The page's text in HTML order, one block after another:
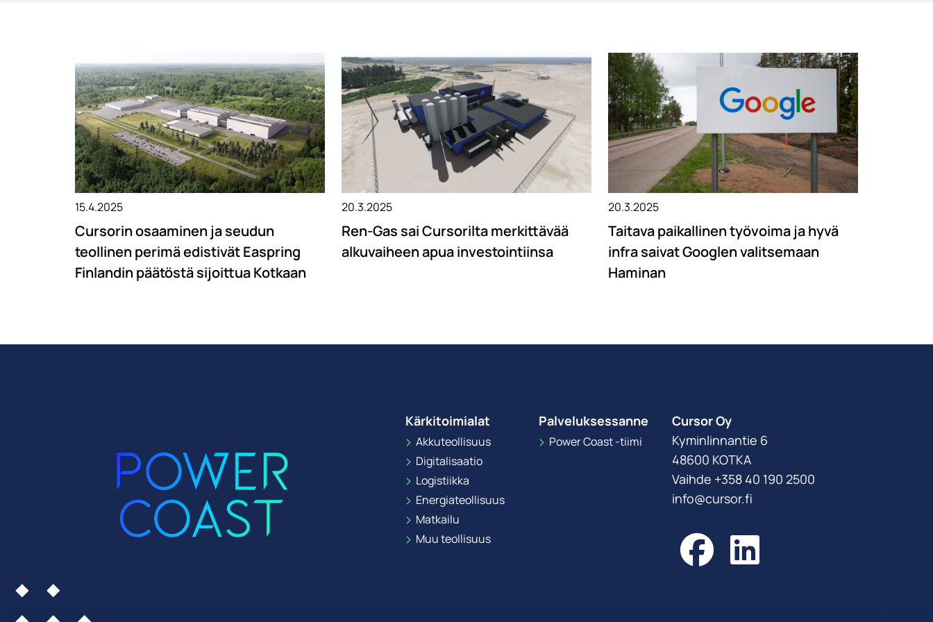
15.4.2025
Cursorin osaaminen ja seudun
teollinen perimä edistivät Easpring
Finlandin päätöstä sijoittua Kotkaan
20.3.2025
Ren-Gas sai Cursorilta merkittävää
alkuvaiheen apua investointiinsa
20.3.2025
Taitava paikallinen työvoima ja hyvä
infra saivat Googlen valitsemaan
Haminan
Kärkitoimialat
Akkuteollisuus
Digitalisaatio
Logistiikka
Energiateollisuus
Matkailu
Muu teollisuus
Palveluksessanne
Power Coast -tiimi
Cursor Oy
Kyminlinnantie 6
48600 KOTKA
Vaihde +358 40 190 2500
info@cursor.fi
Facebook
LinkedIn